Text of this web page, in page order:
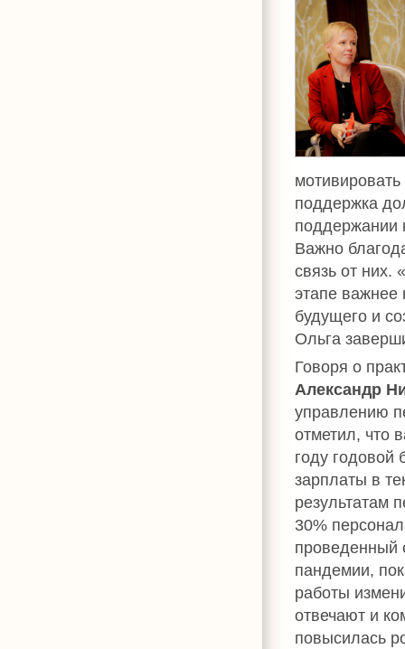
поддержка
поддержании
Важно
связь от
этапе важнее
будущего и
Ольга
Говоря о
Александр
управлению
отметил, что
году годовой
зарплаты в
результатам
30%
проведенный
пандемии,
работы
отвечают и
повысилась